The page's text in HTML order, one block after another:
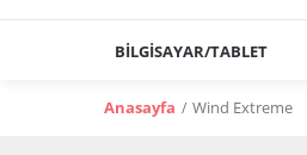
BİLGİSAYAR/TABLET
Anasayfa Wind Extreme